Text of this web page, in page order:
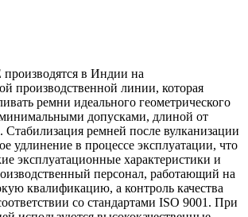
в Индии на
производственной линии, которая
ремни идеального геометрического
допусками, длиной от
ремней после вулканизации
удлинение в процессе эксплуатации, что
эксплуатационные характеристики и
персонал, работающий на
квалификацию, а контроль качества
со стандартами ISO 9001. При